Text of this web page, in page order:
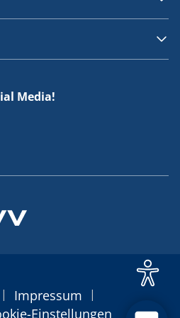
Media!
| Impressum |
Einstellungen